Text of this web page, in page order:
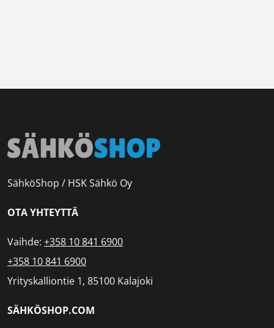
SähköShop / HSK Sähkö Oy
OTA YHTEYTTÄ
Vaihde: +358 10 841 6900
+358 10 841 6900
Yrityskalliontie 1, 85100 Kalajoki
SÄHKÖSHOP.COM